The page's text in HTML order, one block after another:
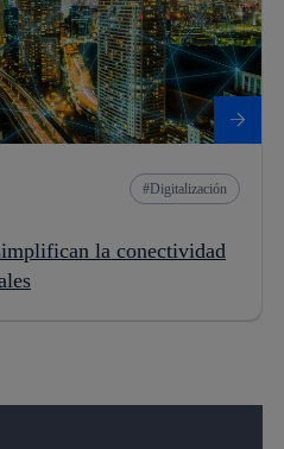
Digitalización
la conectividad